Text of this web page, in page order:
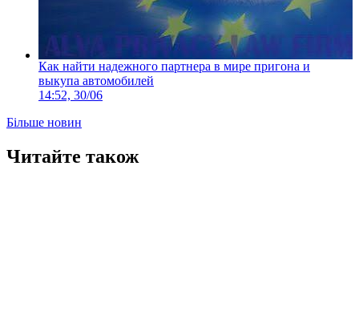
Как найти надежного партнера в мире пригона и
выкупа автомобилей
14:52, 30/06
Більше новин
Читайте також